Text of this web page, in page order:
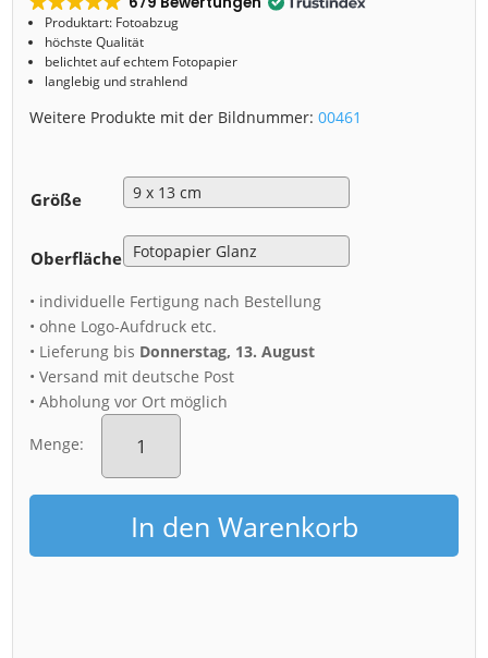
Produktart: Fotoabzug
höchste Qualität
belichtet auf echtem Fotopapier
langlebig und strahlend
Weitere Produkte mit der Bildnummer:00461
Größe
Oberfläche
• individuelle Fertigung nach Bestellung
• ohne Logo-Aufdruck etc.
• Lieferung bis Donnerstag, 13. August
• Versand mit deutsche Post
• Abholung vor Ort möglich
Menge:
Fotoabzug
(00461)
Skyline
am
Abend
MengeIn den Warenkorb